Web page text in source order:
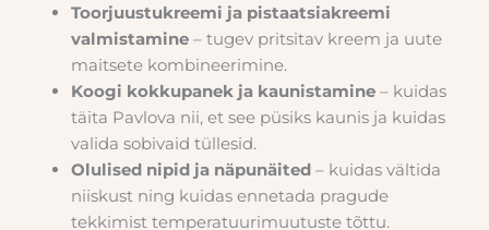
Toorjuustukreemi ja pistaatsiakreemi
valmistamine – tugev pritsitav kreem ja uute
maitsete kombineerimine.
Koogi kokkupanek ja kaunistamine – kuidas
täita Pavlova nii, et see püsiks kaunis ja kuidas
valida sobivaid tüllesid.
Olulised nipid ja näpunäited – kuidas vältida
niiskust ning kuidas ennetada pragude
tekkimist temperatuurimuutuste tõttu.